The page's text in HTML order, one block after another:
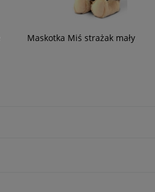
Lampa robocza BearTrap
1 564,71 zł
Maskotka Miś strażak mały